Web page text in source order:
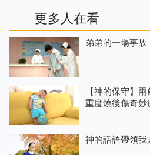
更多人在看
弟弟的一場事
【神的保守】
重度燒後傷奇妙
神的話語帶領我